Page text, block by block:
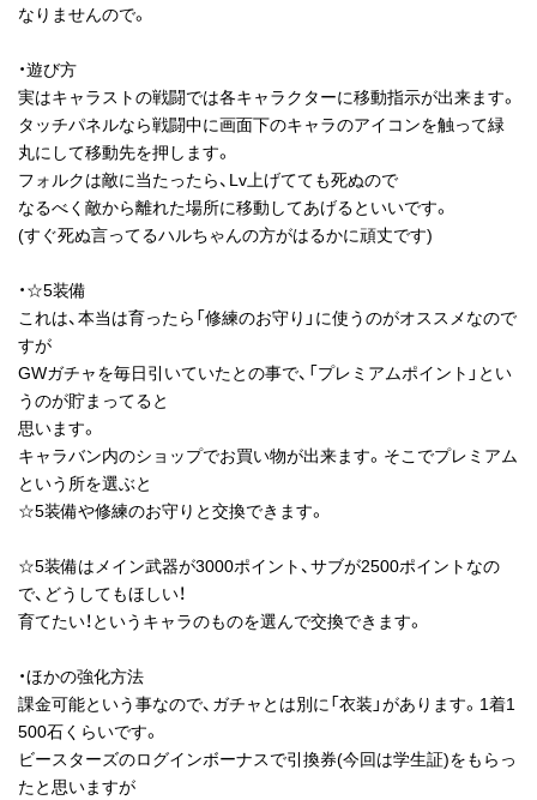
なりませんので。
・遊び方
実はキャラストの戦闘では各キャラクターに移動指示が出来ます。
タッチパネルなら戦闘中に画面下のキャラのアイコンを触って緑
丸にして移動先を押します。
フォルクは敵に当たったら、Lv上げてても死ぬので
なるべく敵から離れた場所に移動してあげるといいです。
(すぐ死ぬ言ってるハルちゃんの方がはるかに頑丈です)
・☆5装備
これは、本当は育ったら「修練のお守り」に使うのがオススメなので
すが
GWガチャを毎日引いていたとの事で、「プレミアムポイント」とい
うのが貯まってると
思います。
キャラバン内のショップでお買い物が出来ます。そこでプレミアム
という所を選ぶと
☆5装備や修練のお守りと交換できます。
☆5装備はメイン武器が3000ポイント、サブが2500ポイントなの
で、どうしてもほしい！
育てたい！というキャラのものを選んで交換できます。
・ほかの強化方法
課金可能という事なので、ガチャとは別に「衣装」があります。1着1
500石くらいです。
ビースターズのログインボーナスで引換券(今回は学生証)をもらっ
たと思いますが